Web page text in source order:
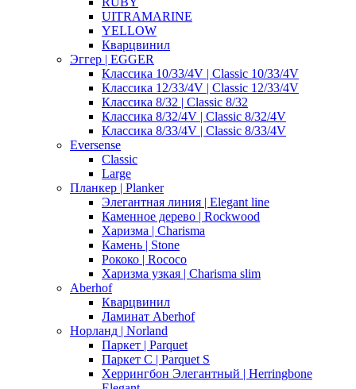
UITRAMARINE
YELLOW
Кварцвинил
Эггер | EGGER
Классика 10/33/4V | Classic 10/33/4V
Классика 12/33/4V | Classic 12/33/4V
Классика 8/32 | Classic 8/32
Классика 8/32/4V | Classic 8/32/4V
Классика 8/33/4V | Classic 8/33/4V
Eversense
Classic
Large
Планкер | Planker
Элегантная линия | Elegant line
Каменное дерево | Rockwood
Харизма | Charisma
Камень | Stone
Рококо | Rococo
Харизма узкая | Charisma slim
Aberhof
Кварцвинил
Ламинат Aberhof
Норланд | Norland
Паркет | Parquet
Паркет С | Parquet S
Херрингбон Элегантный | Herringbone